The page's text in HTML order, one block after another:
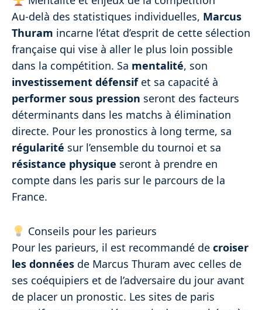
Au-delà des statistiques individuelles, Marcus
Thuram incarne l’état d’esprit de cette sélection
française qui vise à aller le plus loin possible
dans la compétition. Sa mentalité, son
investissement défensifet sa capacité à
performer sous pression seront des facteurs
déterminants dans les matchs à élimination
directe. Pour les pronostics à long terme, sa
régularité sur l’ensemble du tournoi et sa
résistance physique seront à prendre en
compte dans les paris sur le parcours de la
France.
Conseils pour les parieurs
Pour les parieurs, il est recommandé de croiser
les données de Marcus Thuram avec celles de
ses coéquipiers et de l’adversaire du jour avant
de placer un pronostic. Les sites de paris